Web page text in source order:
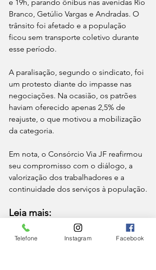
e 19h, parando ônibus nas avenidas Rio
Branco, Getúlio Vargas e Andradas. O
trânsito foi afetado e a população
ficou sem transporte coletivo durante
esse período.
A paralisação, segundo o sindicato, foi
um protesto diante do impasse nas
negociações. Na ocasião, os patrões
haviam oferecido apenas 2,5% de
reajuste, o que motivou a mobilização
da categoria.
Em nota, o Consórcio Via JF reafirmou
seu compromisso com o diálogo, a
valorização dos trabalhadores e a
continuidade dos serviços à população.
Leia mais:
Rodoviários paralisam atividades no
Centro de Juiz de Fora
Telefone Instagram Facebook